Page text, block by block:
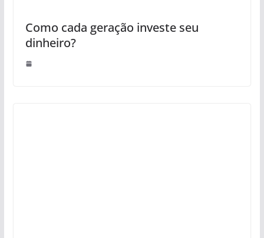
Como cada geração investe seu
dinheiro?